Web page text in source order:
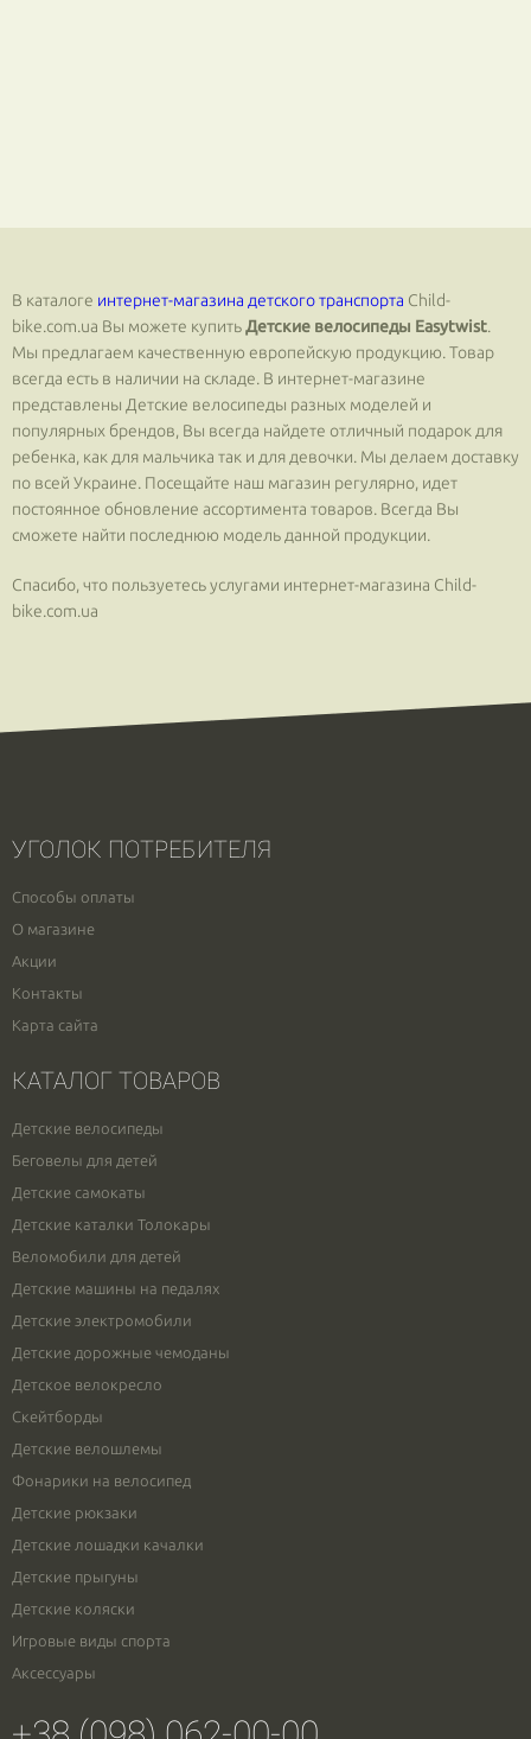
В каталоге интернет-магазина детского транспорта Сhild-
bike.com.ua Вы можете купитьДетские велосипеды Easytwist.
Мы предлагаем качественную европейскую продукцию. Товар
всегда есть в наличии на складе. В интернет-магазине
представлены Детские велосипеды разных моделей и
популярных брендов, Вы всегда найдете отличный подарок для
ребенка, как для мальчика так и для девочки. Мы делаем доставку
по всей Украине. Посещайте наш магазин регулярно, идет
постоянное обновление ассортимента товаров. Всегда Вы
сможете найти последнюю модель данной продукции.
Спасибо, что пользуетесь услугами интернет-магазина Сhild-
bike.com.ua
УГОЛОК ПОТРЕБИТЕЛЯ
Способы оплаты
О магазине
Акции
Контакты
Карта сайта
КАТАЛОГ ТОВАРОВ
Детские велосипеды
Беговелы для детей
Детские самокаты
Детские каталки Толокары
Веломобили для детей
Детские машины на педалях
Детские электромобили
Детские дорожные чемоданы
Детское велокресло
Скейтборды
Детские велошлемы
Фонарики на велосипед
Детские рюкзаки
Детские лошадки качалки
Детские прыгуны
Детские коляски
Игровые виды спорта
Аксессуары